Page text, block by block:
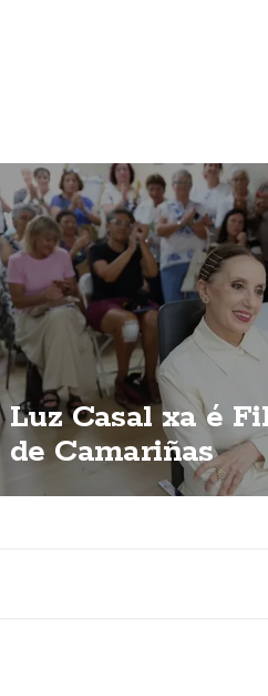
Luz Casal xa é
de Camariñas